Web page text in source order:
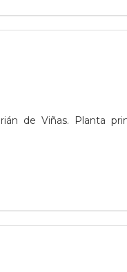
de Viñas. Planta